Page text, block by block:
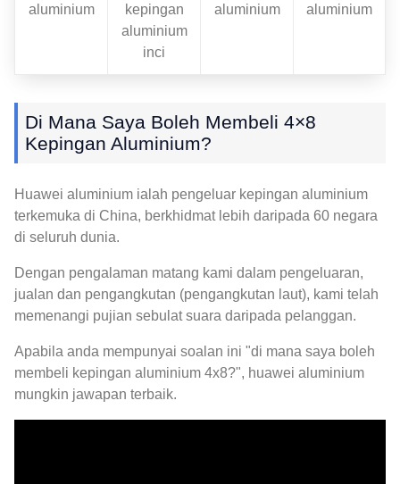
aluminium
kepingan
aluminium
inci
aluminium
aluminium
Di Mana Saya Boleh Membeli 4×8
Kepingan Aluminium?
Huawei aluminium ialah pengeluar kepingan aluminium
terkemuka di China, berkhidmat lebih daripada 60 negara
di seluruh dunia.
Dengan pengalaman matang kami dalam pengeluaran,
jualan dan pengangkutan (pengangkutan laut), kami telah
memenangi pujian sebulat suara daripada pelanggan.
Apabila anda mempunyai soalan ini "di mana saya boleh
membeli kepingan aluminium 4x8?", huawei aluminium
mungkin jawapan terbaik.